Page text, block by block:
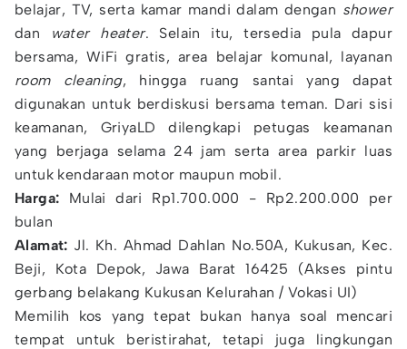
belajar, TV, serta kamar mandi dalam dengan shower
dan
water heater. Selain itu, tersedia pula dapur
bersama, WiFi gratis, area belajar komunal, layanan
room cleaning, hingga ruang santai yang dapat
digunakan untuk berdiskusi bersama teman. Dari sisi
keamanan, GriyaLD dilengkapi petugas keamanan
yang berjaga selama 24 jam serta area parkir luas
untuk kendaraan motor maupun mobil.
Harga: Mulai dari Rp1.700.000 - Rp2.200.000 per
bulan
Alamat: Jl. Kh. Ahmad Dahlan No.50A, Kukusan, Kec.
Beji, Kota Depok, Jawa Barat 16425 (Akses pintu
gerbang belakang Kukusan Kelurahan / Vokasi UI)
Memilih kos yang tepat bukan hanya soal mencari
tempat untuk beristirahat, tetapi juga lingkungan